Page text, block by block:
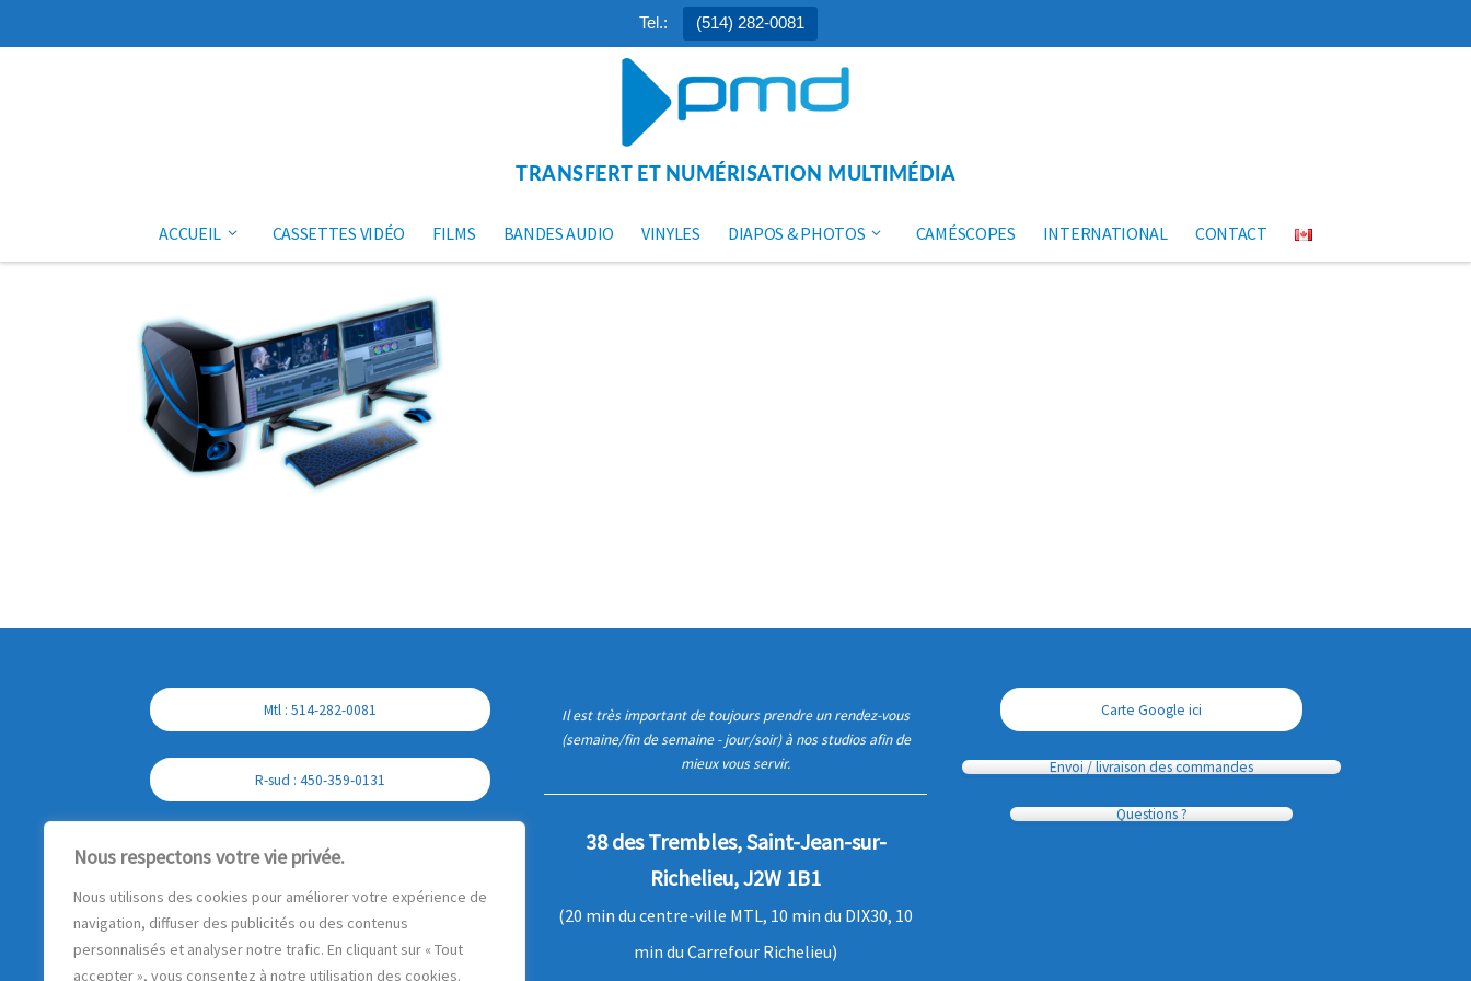
Tel.: (514) 282-0081
Nous respectons votre vie privée.
Nous utilisons des cookies pour améliorer votre expérience de
navigation, diffuser des publicités ou des contenus
personnalisés et analyser notre trafic. En cliquant sur « Tout
accepter », vous consentez à notre utilisation des cookies.
TRANSFERT ET NUMÉRISATION MULTIMÉDIA
ACCUEIL CASSETTES VIDÉO FILMS BANDES AUDIO VINYLES DIAPOS & PHOTOS CAMÉSCOPES INTERNATIONAL CONTACT
Mtl : 514-282-0081
R-sud : 450-359-0131
Cell : 450-357-7897
Il est très important de toujours prendre un rendez-vous
(semaine/fin de semaine - jour/soir) à nos studios afin de
mieux vous servir.
38 des Trembles, Saint-Jean-sur-
Richelieu, J2W 1B1
(20 min du centre-ville MTL, 10 min du DIX30, 10
min du Carrefour Richelieu)
Carte Google ici
Envoi / livraison des commandes
Questions ?